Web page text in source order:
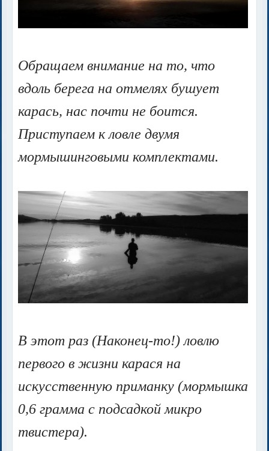
Обращаем внимание на то, что
вдоль берега на отмелях бушует
карась, нас почти не боится.
Приступаем к ловле двумя
мормышинговыми комплектами.
В этот раз (Наконец-то!) ловлю
первого в жизни карася на
искусственную приманку (мормышка
0,6 грамма с подсадкой микро
твистера).